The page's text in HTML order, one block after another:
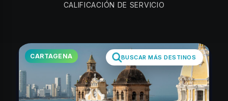
CALIFICACIÓN DE SERVICIO
CARTAGENA BUSCAR MÁS DESTINOS